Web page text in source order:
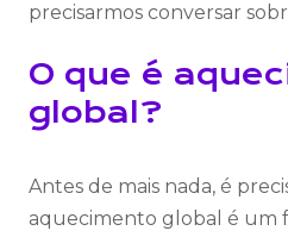
precisarmos conversar
O que é
global?
Antes de mais nada, é
aquecimento global é um